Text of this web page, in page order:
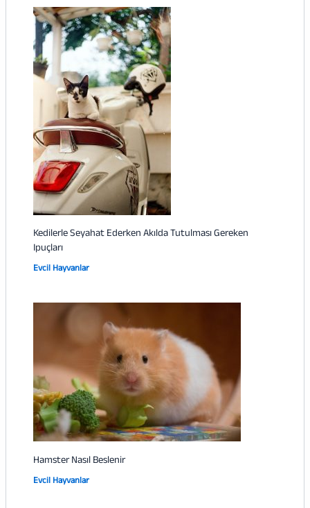
Kedilerle Seyahat Ederken Akılda Tutulması Gereken
Ipuçları
Evcil Hayvanlar
Hamster Nasıl Beslenir
Evcil Hayvanlar